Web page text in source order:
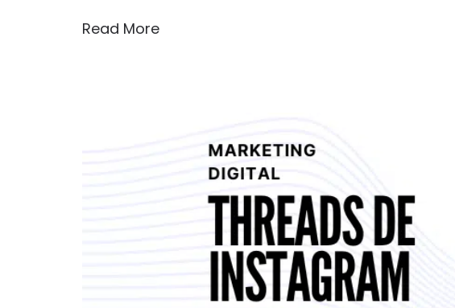
Read More